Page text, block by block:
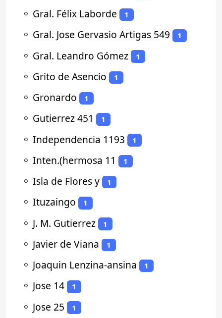
⚬ Gral. Félix Laborde 1
⚬ Gral. Jose Gervasio Artigas 549 1
⚬ Gral. Leandro Gómez 1
⚬ Grito de Asencio 1
⚬ Gronardo 1
⚬ Gutierrez 451 1
⚬ Independencia 1193 1
⚬ Inten.(hermosa 11 1
⚬ Isla de Flores y 1
⚬ Ituzaingo 1
⚬ J. M. Gutierrez 1
⚬ Javier de Viana 1
⚬ Joaquin Lenzina-ansina 1
⚬ Jose 14 1
⚬ Jose 25 1